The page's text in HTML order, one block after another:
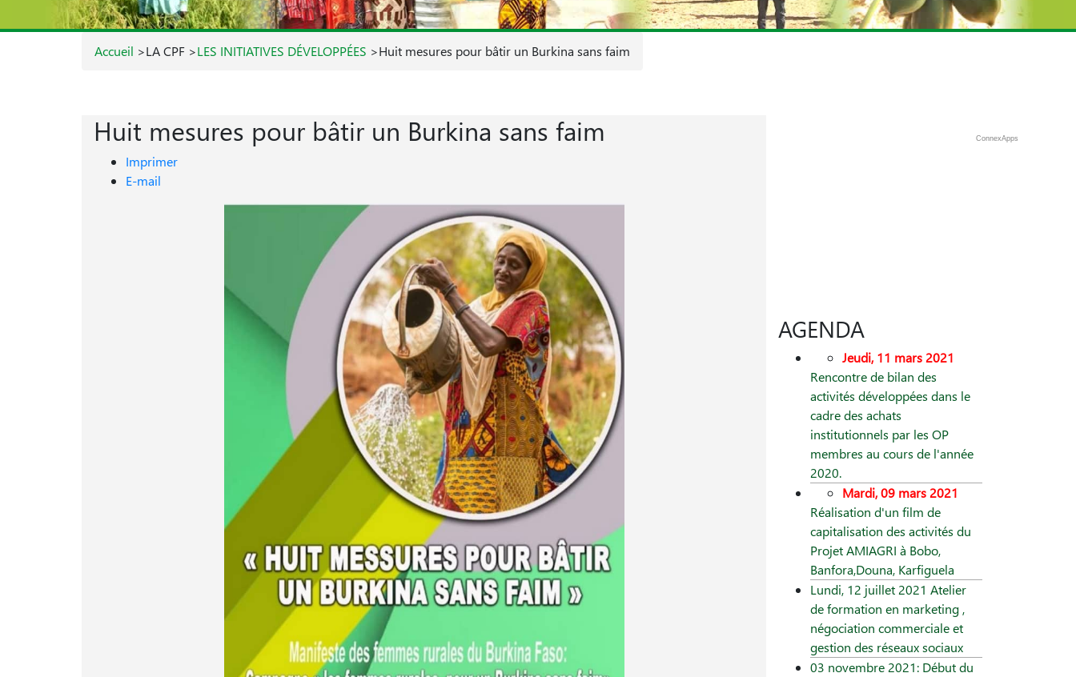
Accueil >LA CPF >LES INITIATIVES DÉVELOPPÉES >Huit mesures pour bâtir un Burkina sans faim
Huit mesures pour bâtir un Burkina sans faim
Imprimer
E-mail
ConnexApps
AGENDA
Jeudi, 11 mars 2021
Rencontre de bilan des
activités développées dans le
cadre des achats
institutionnels par les OP
membres au cours de l'année
2020.
Mardi, 09 mars 2021
Réalisation d'un film de
capitalisation des activités du
Projet AMIAGRI à Bobo,
Banfora,Douna, Karfiguela
Lundi, 12 juillet 2021 Atelier
de formation en marketing ,
négociation commerciale et
gestion des réseaux sociaux
03 novembre 2021: Début du